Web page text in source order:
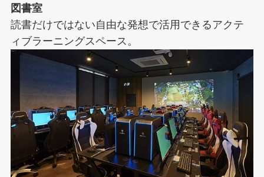
図書室
読書だけではない自由な発想で活用できるアクテ
ィブラーニングスペース。